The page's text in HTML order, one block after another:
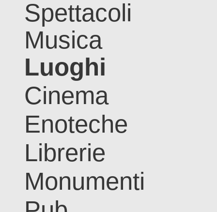
Spettacoli
Musica
Luoghi
Cinema
Enoteche
Librerie
Monumenti